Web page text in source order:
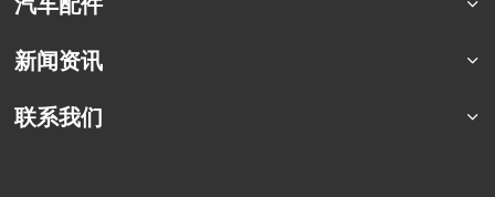
合作案例
东风六驱卡车
东风专用车
东风商用车
军车配件
新闻资讯
行业资讯
联系我们